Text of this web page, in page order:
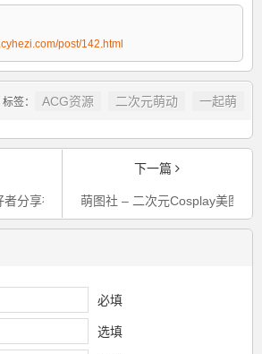
post/142.html
标签： ACG资源 二次元萌动 一起萌
分享社区ヽ( ゜ ゜)ノ
下一篇
萌图社 – 二次元Cosplay美图整
必填
选填